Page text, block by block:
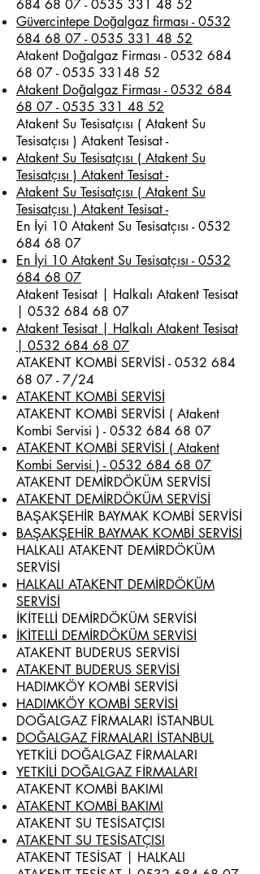
684 68 07 - 0535 331 48 52
Güvercintepe Doğalgaz firması - 0532
684 68 07 - 0535 331 48 52
Atakent Doğalgaz Firması -0532 684
68 07 - 0535 33148 52
Atakent Doğalgaz Firması - 0532 684
68 07 - 0535 331 48 52
Atakent Su Tesisatçısı ( Atakent Su
Tesisatçısı ) Atakent Tesisat -
Atakent Su Tesisatçısı ( Atakent Su
Tesisatçısı ) Atakent Tesisat -
Atakent Su Tesisatçısı ( Atakent Su
Tesisatçısı ) Atakent Tesisat -
En İyi 10 Atakent Su Tesisatçısı -0532
684 68 07
En İyi 10 Atakent Su Tesisatçısı - 0532
684 68 07
Atakent Tesisat | Halkalı Atakent Tesisat
0532 684 68 07
Atakent Tesisat | Halkalı Atakent Tesisat
| 0532 684 68 07
ATAKENT KOMBİ SERVİSİ -0532 684
68 07 - 7/24
ATAKENT KOMBİ SERVİSİ
ATAKENT KOMBİ SERVİSİ ( Atakent
Kombi Servisi ) -0532 684 68 07
ATAKENT KOMBİ SERVİSİ ( Atakent
Kombi Servisi ) - 0532 684 68 07
ATAKENT DEMİRDÖKÜM SERVİSİ
ATAKENT DEMİRDÖKÜM SERVİSİ
BAŞAKŞEHİR BAYMAK KOMBİ SERVİSİ
BAŞAKŞEHİR BAYMAK KOMBİ SERVİSİ
HALKALI ATAKENT DEMİRDÖKÜM
SERVİSİ
HALKALI ATAKENT DEMİRDÖKÜM
SERVİSİ
İKİTELLİ DEMİRDÖKÜM SERVİSİ
İKİTELLİ DEMİRDÖKÜM SERVİSİ
ATAKENT BUDERUS SERVİSİ
ATAKENT BUDERUS SERVİSİ
HADIMKÖY KOMBİ SERVİSİ
HADIMKÖY KOMBİ SERVİSİ
DOĞALGAZ FİRMALARI İSTANBUL
DOĞALGAZ FİRMALARI İSTANBUL
YETKİLİ DOĞALGAZ FİRMALARI
YETKİLİ DOĞALGAZ FİRMALARI
ATAKENT KOMBİ BAKIMI
ATAKENT KOMBİ BAKIMI
ATAKENT SU TESİSATÇISI
ATAKENT SU TESİSATÇISI
ATAKENT TESİSAT | HALKALI